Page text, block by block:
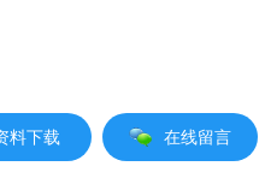
料下载 在线留言